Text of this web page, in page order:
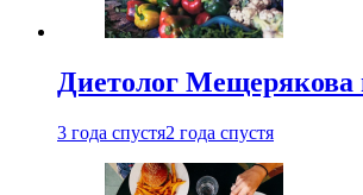
Диетолог Мещерякова
3 года спустя2 года спустя